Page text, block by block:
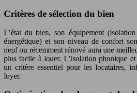
Critères de sélection du bien
L’état du bien, son équipement
énergétique) et son niveau de confort
neuf ou récemment rénové aura une
plus facile à louer. L’isolation phonique
un critère essentiel pour les locataires,
loyer.